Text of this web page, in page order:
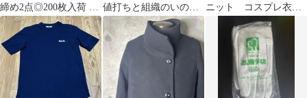
締め2点◎200枚入荷 お
値打ち品
値打ちと組織のいのち
西堀栄三郎・野田一夫
昌平社
ニット コスプレ衣装
セット 難ありの為お
値打ち